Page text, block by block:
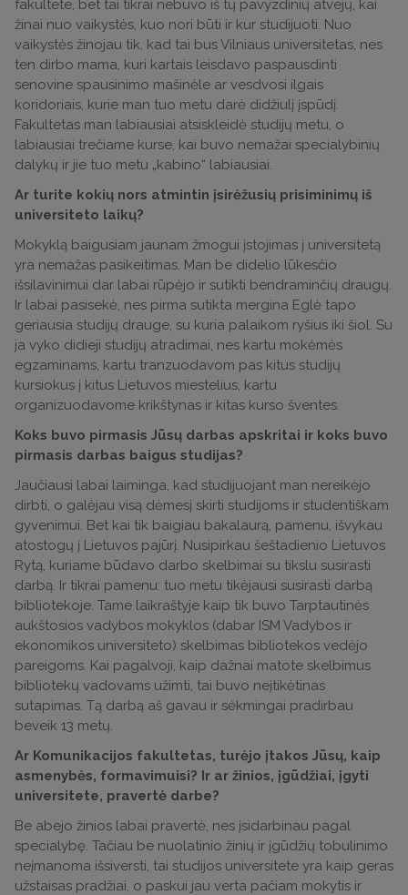
fakultete, bet tai tikrai nebuvo iš tų pavyzdinių atvejų, kai
žinai nuo vaikystės, kuo nori būti ir kur studijuoti. Nuo
vaikystės žinojau tik, kad tai bus Vilniaus universitetas, nes
ten dirbo mama, kuri kartais leisdavo paspausdinti
senovine spausinimo mašinėle ar vesdvosi ilgais
koridoriais, kurie man tuo metu darė didžiulį įspūdį.
Fakultetas man labiausiai atsiskleidė studijų metu, o
labiausiai trečiame kurse, kai buvo nemažai specialybinių
dalykų ir jie tuo metu „kabino“ labiausiai.
Ar turite kokių nors atmintin įsirėžusių prisiminimų iš
universiteto laikų?
Mokyklą baigusiam jaunam žmogui įstojimas į universitetą
yra nemažas pasikeitimas. Man be didelio lūkesčio
išsilavinimui dar labai rūpėjo ir sutikti bendraminčių draugų.
Ir labai pasisekė, nes pirma sutikta mergina Eglė tapo
geriausia studijų drauge, su kuria palaikom ryšius iki šiol. Su
ja vyko didieji studijų atradimai, nes kartu mokėmės
egzaminams, kartu tranzuodavom pas kitus studijų
kursiokus į kitus Lietuvos miestelius, kartu
organizuodavome krikštynas ir kitas kurso šventes.
Koks buvo pirmasis Jūsų darbas apskritai ir koks buvo
pirmasis darbas baigus studijas?
Jaučiausi labai laiminga, kad studijuojant man nereikėjo
dirbti, o galėjau visą dėmesį skirti studijoms ir studentiškam
gyvenimui. Bet kai tik baigiau bakalaurą, pamenu, išvykau
atostogų į Lietuvos pajūrį. Nusipirkau šeštadienio Lietuvos
Rytą, kuriame būdavo darbo skelbimai su tikslu susirasti
darbą. Ir tikrai pamenu: tuo metu tikėjausi susirasti darbą
bibliotekoje. Tame laikraštyje kaip tik buvo Tarptautinės
aukštosios vadybos mokyklos (dabar ISM Vadybos ir
ekonomikos universiteto) skelbimas bibliotekos vedėjo
pareigoms. Kai pagalvoji, kaip dažnai matote skelbimus
bibliotekų vadovams užimti, tai buvo neįtikėtinas
sutapimas. Tą darbą aš gavau ir sėkmingai pradirbau
beveik 13 metų.
Ar Komunikacijos fakultetas, turėjo įtakos Jūsų, kaip
asmenybės, formavimuisi? Ir ar žinios, įgūdžiai, įgyti
universitete, pravertė darbe?
Be abejo žinios labai pravertė, nes įsidarbinau pagal
specialybę. Tačiau be nuolatinio žinių ir įgūdžių tobulinimo
neįmanoma išsiversti, tai studijos universitete yra kaip geras
užstaisas pradžiai, o paskui jau verta pačiam mokytis ir